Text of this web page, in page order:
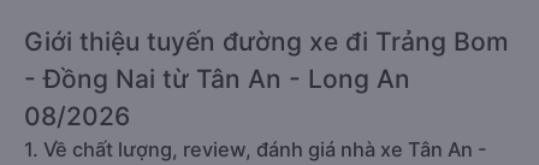
Giới thiệu tuyến đường xe đi Trảng Bom
- Đồng Nai từ Tân An - Long An
08/2026
1. Về chất lượng, review, đánh giá nhà xe Tân An -